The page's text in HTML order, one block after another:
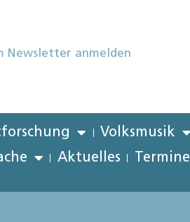
Newsletter anmelden
Volksmusik
Aktuelles Termine